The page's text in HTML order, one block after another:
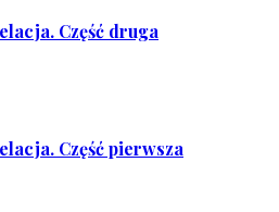
Część druga
Część pierwsza